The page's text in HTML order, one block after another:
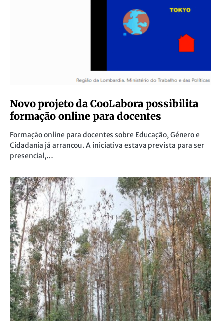
Novo projeto da CooLabora possibilita
formação online para docentes
Formação online para docentes sobre Educação, Género e
Cidadania já arrancou. A iniciativa estava prevista para ser
presencial,…